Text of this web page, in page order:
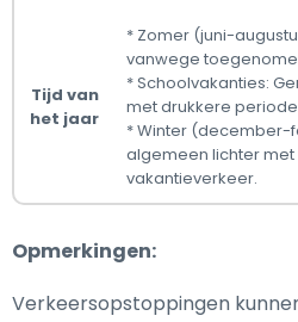
Tijd van
het jaar
* Zomer (juni-
vanwege
* Schoolvakanties:
met drukkere
* Winter (december-
algemeen lichter
vakantieverkeer.
Opmerkingen:
Verkeersopstoppingen